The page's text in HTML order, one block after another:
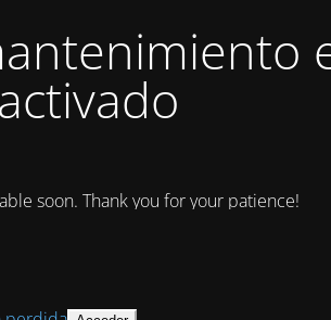
activado
soon. Thank you for your patience!